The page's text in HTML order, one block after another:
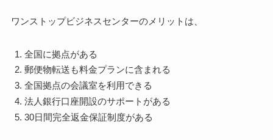
ワンストップビジネスセンターのメリットは、
全国に拠点がある
郵便物転送も料金プランに含まれる
全国拠点の会議室を利用できる
法人銀行口座開設のサポートがある
30日間完全返金保証制度がある